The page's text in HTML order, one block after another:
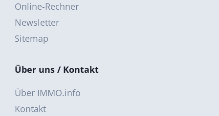
Online-Rechner
Newsletter
Sitemap
Über uns / Kontakt
Über IMMO.info
Kontakt